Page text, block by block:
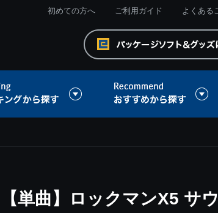
初めての方へ ご利用ガイド よくある
【単曲】ロックマンX5 サ